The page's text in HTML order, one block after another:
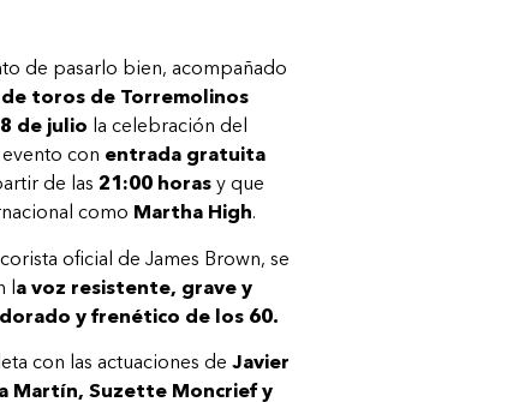
de pasarlo bien, acompañado
toros de Torremolinos
8 de julio la celebración del
con entrada gratuita
de las 21:00 horasy que
como Martha High.
oficial de James Brown, se
la voz resistente, grave y
y frenético de los 60.
con las actuaciones de Javier
Martín, Suzette Moncrief y